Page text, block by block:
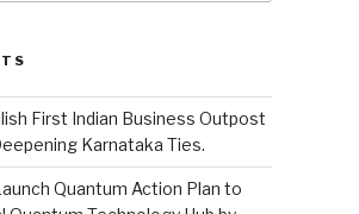
First Indian Business Outpost
Karnataka Ties.
Quantum Action Plan to